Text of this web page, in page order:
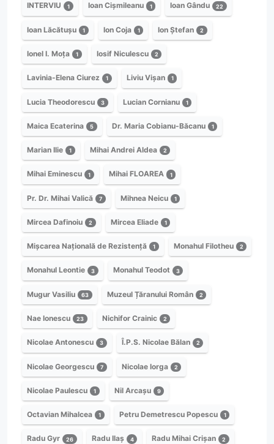
INTERVIU 1 Ioan Cișmileanu 1 Ioan Gându 22
Ioan Lăcătușu 1 Ion Coja 1 Ion Ștefan 2
Ionel I. Moța 1 Iosif Niculescu 2
Lavinia-Elena Ciurez 1 Liviu Vișan 1
Lucia Theodorescu 3 Lucian Cornianu 1
Maica Ecaterina 5 Dr. Maria Cobianu-Băcanu 1
Marian Ilie 1 Mihai Andrei Aldea 2
Mihai Eminescu 1 Mihai FLOAREA 1
Pr. Dr. Mihai Valică 7 Mihnea Neicu 1
Mircea Dafinoiu 2 Mircea Eliade 1
Mișcarea Națională de Rezistență 1 Monahul Filotheu 2
Monahul Leontie 3 Monahul Teodot 3
Mugur Vasiliu 63 Muzeul Țăranului Român 2
Nae Ionescu 23 Nichifor Crainic 2
Nicolae Antonescu 3 Î.P.S. Nicolae Bălan 2
Nicolae Georgescu 7 Nicolae Iorga 2
Nicolae Paulescu 1 Nil Arcașu 9
Octavian Mihalcea 1 Petru Demetrescu Popescu 1
Radu Gyr 26 Radu Ilaș 4 Radu Mihai Crișan 2